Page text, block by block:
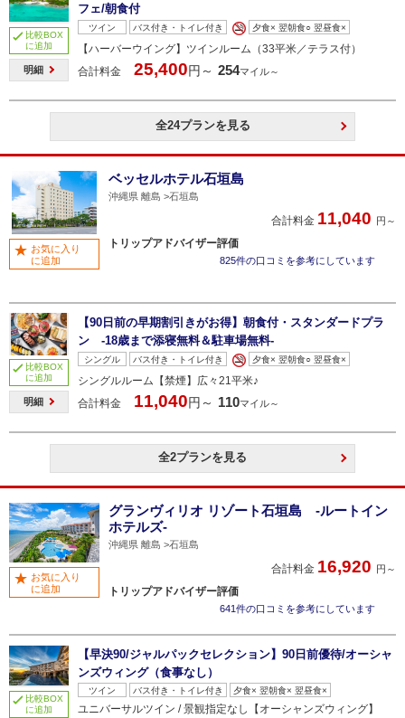
比較BOX
に追加
明細
フェ/朝食付
ツイン バス付き・トイレ付き 夕食× 翌朝食○ 翌昼食×
【ハーバーウイング】ツインルーム（33平米／テラス付）
合計料金
25,400円～ 254マイル～
全24プランを見る
ベッセルホテル石垣島
沖縄県 離島 石垣島
合計料金 11,040 円～
トリップアドバイザー評価
825件の口コミを参考にしています
お気に入り
に追加
比較BOX
に追加
明細
【90日前の早期割引きがお得】朝食付・スタンダードプラ
ン -18歳まで添寝無料＆駐車場無料-
シングル バス付き・トイレ付き 夕食× 翌朝食○ 翌昼食×
シングルルーム【禁煙】広々21平米♪
合計料金
11,040円～ 110マイル～
全2プランを見る
グランヴィリオ リゾート石垣島 -ルートイン
ホテルズ-
沖縄県 離島 石垣島
合計料金 16,920 円～
トリップアドバイザー評価
641件の口コミを参考にしています
お気に入り
に追加
比較BOX
に追加
【早決90/ジャルパックセレクション】90日前優待/オーシャ
ンズウィング（食事なし）
ツイン バス付き・トイレ付き 夕食× 翌朝食× 翌昼食×
ユニバーサルツイン / 景観指定なし【オーシャンズウィング】